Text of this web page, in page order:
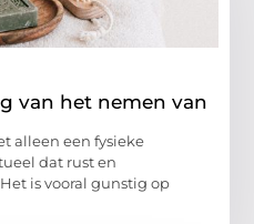
van het nemen van
alleen een fysieke
dat rust en
is vooral gunstig op